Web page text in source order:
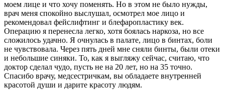
моем лице и что хочу поменять. Но в этом не было нужды,
врач меня спокойно выслушал, осмотрел мое лицо и
рекомендовал фейслифтинг и блефаропластику век.
Операцию я перенесла легко, хотя боялась наркоза, но все
сложилось удачно. Я очнулась в палате, лицо в бинтах, боли
не чувствовала. Через пять дней мне сняли бинты, были отеки
и небольшие синяки. То, как я выгляжу сейчас, считаю, что
доктор сделал чудо, пусть не на 20 лет, но на 35 точно.
Спасибо врачу, медсестричкам, вы обладаете внутренней
красотой души и дарите красоту людям.